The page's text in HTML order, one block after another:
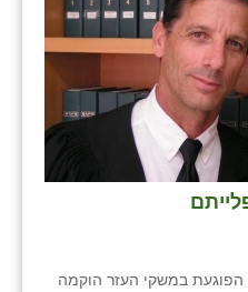
במשקי העזר הוקמה